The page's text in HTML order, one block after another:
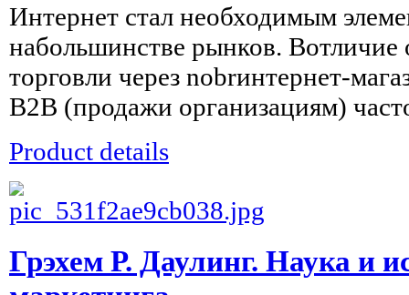
Интернет стал необходимым
набольшинстве рынков. Вотличие
торговли через nobrинтернет-
В2В (продажи организациям)
Product details
Грэхем Р. Даулинг. Наука и